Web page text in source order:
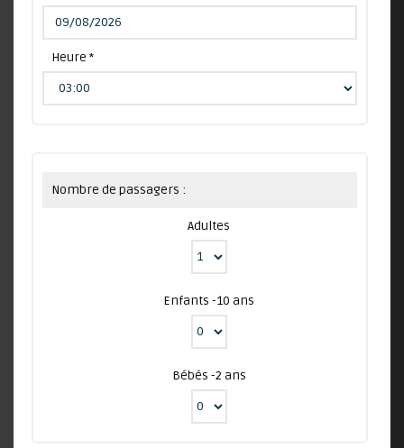
Heure *
Nombre de passagers :
Adultes
Enfants -10 ans
Bébés -2 ans